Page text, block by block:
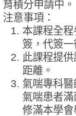
育積分申請中。
注意事項：
本課程全
簽，代簽
此課程提
距離。
氣喘專科
氣喘患者
修滿本學